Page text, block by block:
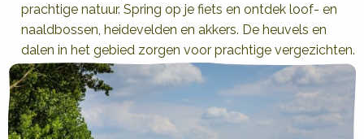
prachtige natuur. Spring op je fiets en ontdek loof- en
naaldbossen, heidevelden en akkers. De heuvels en
dalen in het gebied zorgen voor prachtige vergezichten.